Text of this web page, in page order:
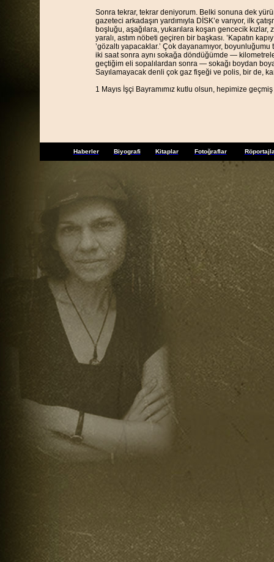
Sonra tekrar, tekrar deniyorum. Belki sonuna dek
gazeteci arkadaşın yardımıyla DİSK’e varıyor, ilk
boşluğu, aşağılara, yukarılara koşan gencecik
yaralı, astım nöbeti geçiren bir başkası. ’Kapatın
’gözaltı yapacaklar.’ Çok dayanamıyor,
iki saat sonra aynı sokağa döndüğümde —
geçtiğim eli sopalılardan sonra — sokağı boydan
Sayılamayacak denli çok gaz fişeği ve polis, bir de,
1 Mayıs İşçi Bayramımız kutlu olsun, hepimize
Haberler Biyografi Kitaplar Fotoğraflar